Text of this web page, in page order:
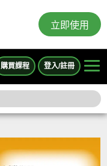
立即使用
購買課程 登入/註冊